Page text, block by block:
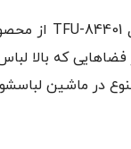
در ماشین